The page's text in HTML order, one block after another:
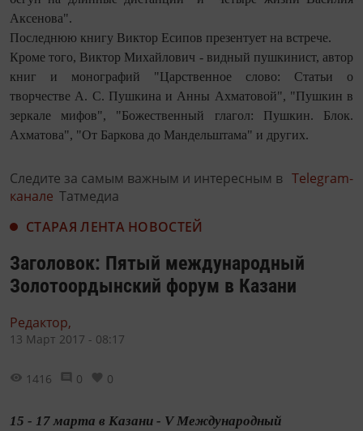
Аксенова".
Последнюю книгу Виктор Есипов презентует на встрече.
Кроме того, Виктор Михайлович - видный пушкинист, автор
книг и монографий "Царственное слово: Статьи о
творчестве А. С. Пушкина и Анны Ахматовой", "Пушкин в
зеркале мифов", "Божественный глагол: Пушкин. Блок.
Ахматова", "От Баркова до Мандельштама" и других.
Следите за самым важным и интересным в Telegram-
канале Татмедиа
СТАРАЯ ЛЕНТА НОВОСТЕЙ
Заголовок: Пятый международный
Золотоордынский форум в Казани
Редактор,
13 Март 2017 - 08:17
1416 0 0
15 - 17 марта в Казани - V Международный